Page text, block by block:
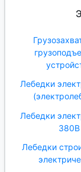
Лебедки
Лебедки
380В
Лебедки